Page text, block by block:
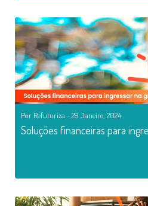
Por Refuturiza - 29 Janeiro, 2024
Soluções financeiras para